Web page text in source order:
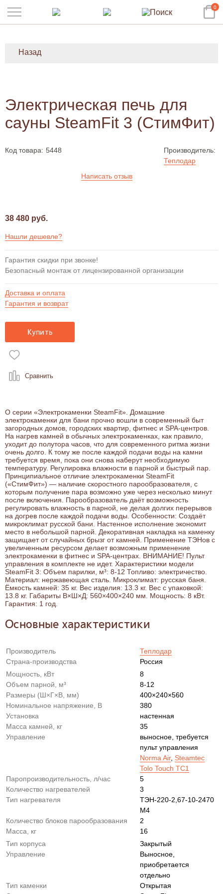
0
Назад
Электрическая печь для
сауны SteamFit 3 (СтимФит)
Код товара: 5448
Производитель:
Теплодар
Написать отзыв
38 480 руб.
Нашли дешевле?
Гарантия скидки при звонке!
Безопасный монтаж от лицензированной организации
Доставка и оплата
Гарантия и возврат
Купить
Сравнить
О серии «Электрокаменки SteamFit». Домашние
электрокаменки для бани прочно вошли в современный быт
загородных домов, городских квартир, фитнес и SPA-центров.
На нагрев камней в обычных электрокаменках, как правило,
уходит до полутора часов, что для современного ритма жизни
очень долго. К тому же после каждой подачи воды на камни
требуется время, пока они снова наберут необходимую
температуру. Регулировка влажности в парной и быстрый пар.
Принципиальное отличие электрокаменки SteamFit
(«СтимФит») — наличие скоростного парообразователя, с
которым получение пара возможно уже через несколько минут
после включения. Парообразователь даёт возможность
регулировать влажность в парной, не делая долгих перерывов
на догрев после каждой подачи воды. Особенности: Создаёт
микроклимат русской бани. Настенное исполнение экономит
место в небольшой парной. Декоративная накладка на каменку
защищает от случайных брызг от камней. Применение ТЭНов с
увеличенным ресурсом делает возможным применение
электрокаменки в фитнес и SPA-центрах. ВНИМАНИЕ! Пульт
управления в комплекте не идет. Характеристики модели
SteamFit 3: Объем парилки, м³: 8-12 Топливо: электричество.
Материал: нержавеющая сталь. Микроклимат: русская баня.
Ёмкость камней: 35 кг. Вес изделия: 13.3 кг. Вес с упаковкой:
13.8 кг. Габариты В×Ш×Д: 560×400×240 мм. Мощность: 8 кВт.
Гарантия: 1 год.
Основные характеристики
Производитель
Теплодар
Страна-производства
Россия
Мощность, кВт
8
Объем парной, м³
8-12
Размеры (Ш×Г×В, мм)
400×240×560
Номинальное напряжение, В
380
Установка
настенная
Масса камней, кг
35
Управление
выносное, требуется
пульт управления
Norma Air, Steamtec
Tolo Touch TC1
Паропроизводительность, л/час
5
Количество нагревателей
3
Тип нагревателя
ТЭН-220-2,67-10-2470
М4
Количество блоков парообразования
2
Масса, кг
16
Тип корпуса
Закрытый
Управление
Выносное,
приобретается
отдельно
Тип каменки
Открытая